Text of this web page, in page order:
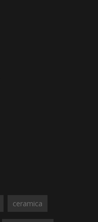
ceramica